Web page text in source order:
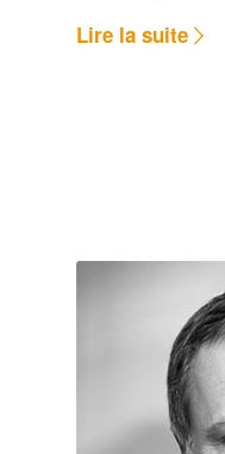
Lire la suite